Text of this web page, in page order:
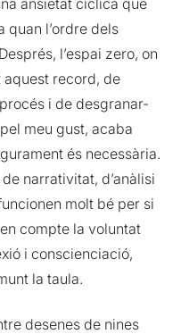
ansietat cíclica que
quan l’ordre dels
l’espai zero, on
aquest record, de
i de desgranar-
meu gust, acaba
és necessària.
narrativitat, d’anàlisi
molt bé per si
compte la voluntat
i conscienciació,
la taula.
desenes de nines